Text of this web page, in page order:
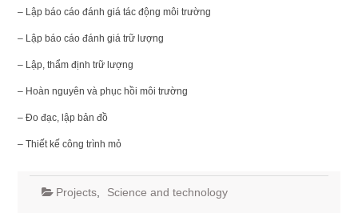
– Lập báo cáo đánh giá tác động môi trường
– Lập báo cáo đánh giá trữ lượng
– Lập, thẩm định trữ lượng
– Hoàn nguyên và phục hồi môi trường
– Đo đạc, lập bản đồ
– Thiết kế công trình mỏ
Projects, Science and technology